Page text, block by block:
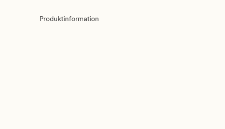
Produktinformation